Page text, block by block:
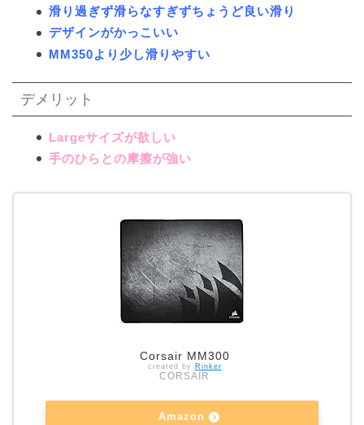
滑り過ぎず滑らなすぎずちょうど良い滑り
デザインがかっこいい
MM350より少し滑りやすい
デメリット
Largeサイズが欲しい
手のひらとの摩擦が強い
Corsair MM300
created by Rinker
CORSAIR
Amazon